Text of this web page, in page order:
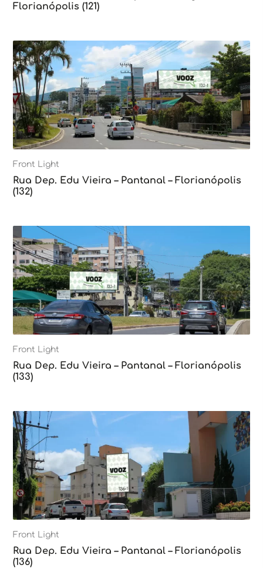
Florianópolis (121)
Front Light
Rua Dep. Edu Vieira – Pantanal – Florianópolis
(132)
Front Light
Rua Dep. Edu Vieira – Pantanal – Florianópolis
(133)
Front Light
Rua Dep. Edu Vieira – Pantanal – Florianópolis
(136)